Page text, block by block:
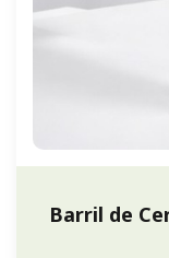
Barril de